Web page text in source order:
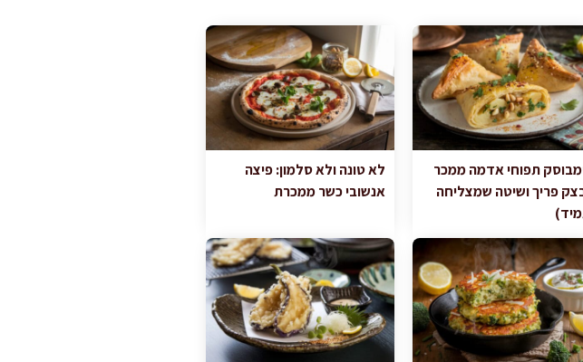
תפוחי אדמה ממכר
פריך ושיטה שמצליחה
לא טונה ולא סלמון: פיצה
אנשובי כשר ממכרת